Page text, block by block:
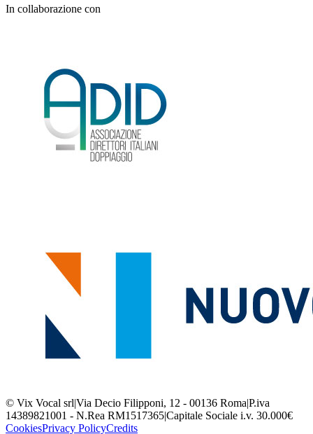
In collaborazione con
© Vix Vocal srl|Via Decio Filipponi, 12 - 00136 Roma|P.iva
14389821001 - N.Rea RM1517365|Capitale Sociale i.v. 30.000€
CookiesPrivacy PolicyCredits